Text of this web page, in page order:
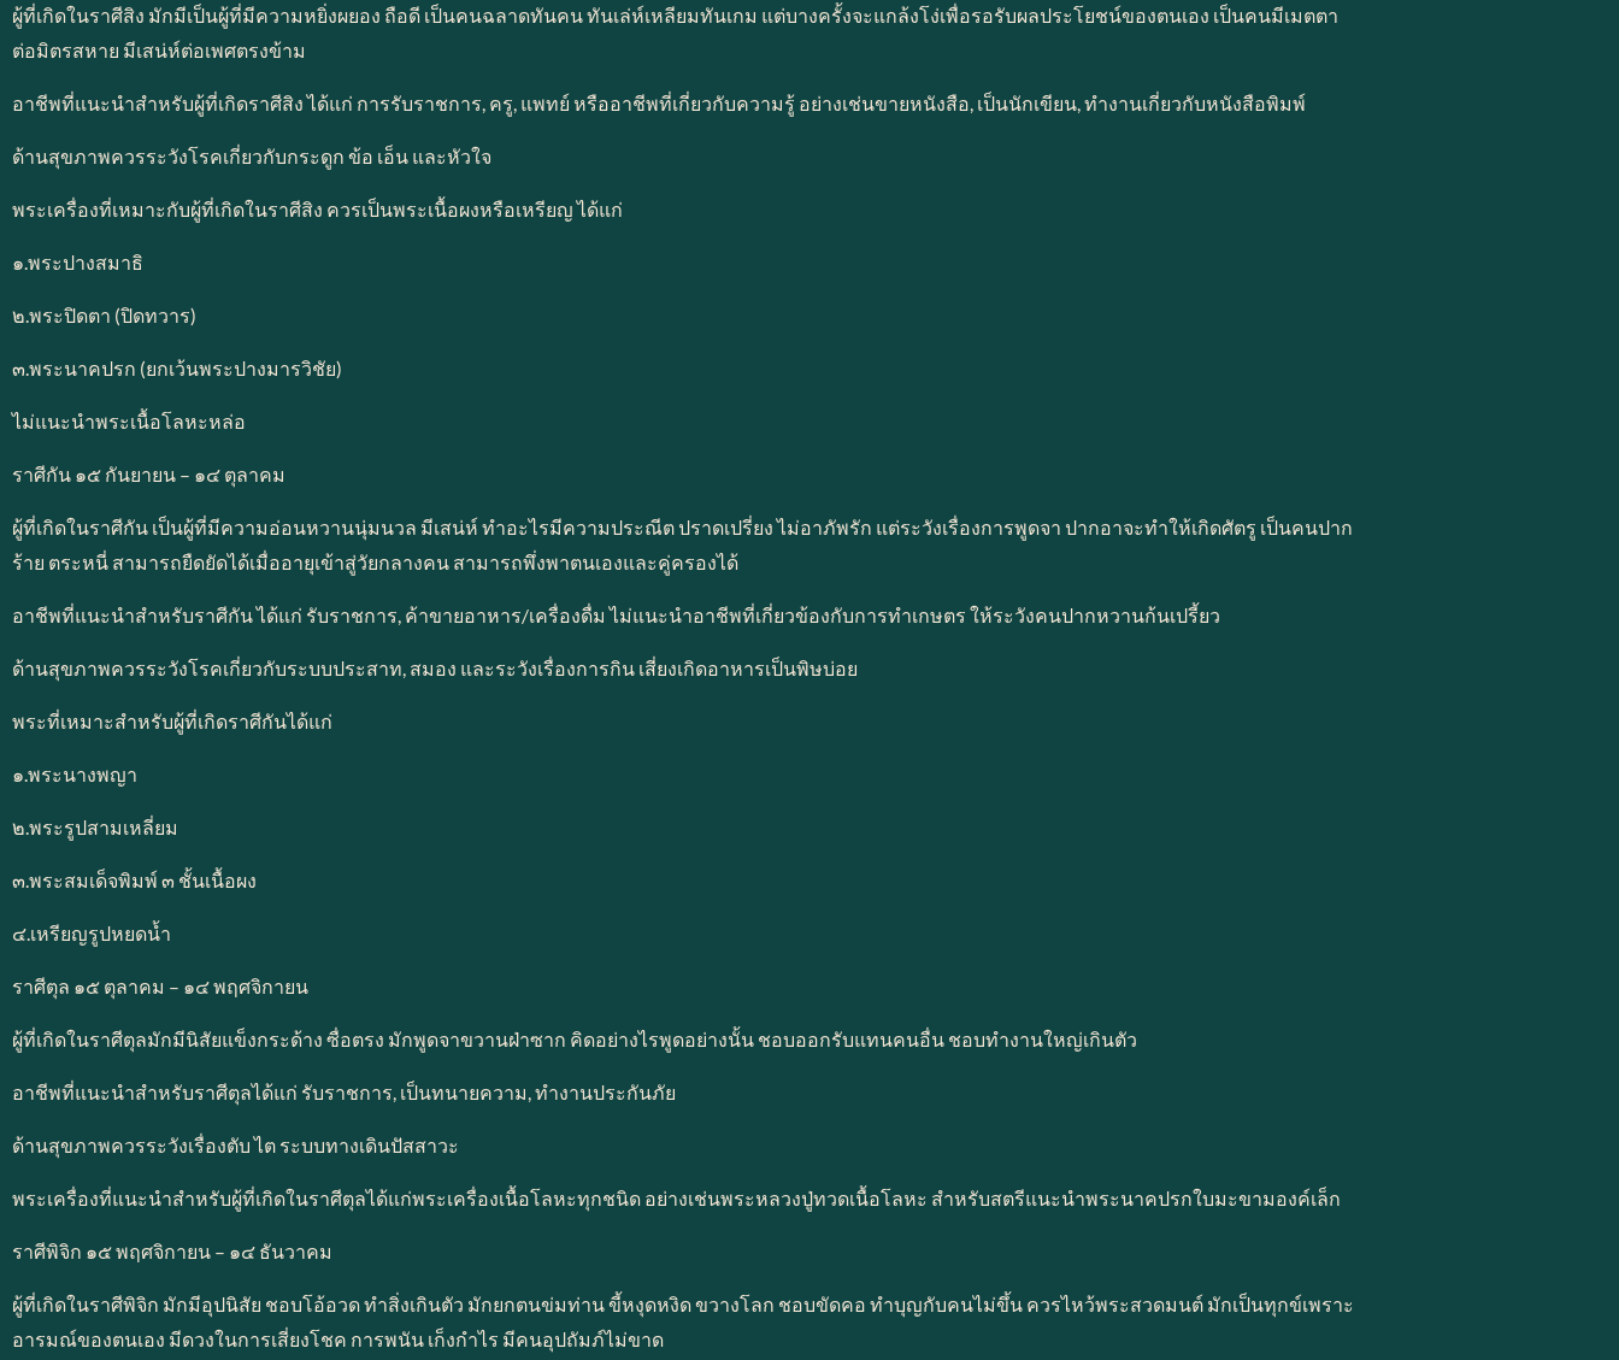
ผู้ที่เกิดในราศีสิง มักมีเป็นผู้ที่มีความหยิ่งผยอง ถือดี เป็นคนฉลาดทันคน ทันเล่ห์เหลียมทันเกม แต่บางครั้งจะแกล้งโง่เพื่อรอรับผลประโยชน์ของตนเอง เป็นคนมีเมตตา
ต่อมิตรสหาย มีเสน่ห์ต่อเพศตรงข้าม
อาชีพที่แนะนำสำหรับผู้ที่เกิดราศีสิง ได้แก่ การรับราชการ, ครู, แพทย์ หรืออาชีพที่เกี่ยวกับความรู้ อย่างเช่นขายหนังสือ, เป็นนักเขียน, ทำงานเกี่ยวกับหนังสือพิมพ์
ด้านสุขภาพควรระวังโรคเกี่ยวกับกระดูก ข้อ เอ็น และหัวใจ
พระเครื่องที่เหมาะกับผู้ที่เกิดในราศีสิง ควรเป็นพระเนื้อผงหรือเหรียญ ได้แก่
๑.พระปางสมาธิ
๒.พระปิดตา (ปิดทวาร)
๓.พระนาคปรก (ยกเว้นพระปางมารวิชัย)
ไม่แนะนำพระเนื้อโลหะหล่อ
ราศีกัน ๑๕ กันยายน – ๑๔ ตุลาคม
ผู้ที่เกิดในราศีกัน เป็นผู้ที่มีความอ่อนหวานนุ่มนวล มีเสน่ห์ ทำอะไรมีความประณีต ปราดเปรี่ยง ไม่อาภัพรัก แต่ระวังเรื่องการพูดจา ปากอาจะทำให้เกิดศัตรู เป็นคนปาก
ร้าย ตระหนี่ สามารถยืดยัดได้เมื่ออายุเข้าสู่วัยกลางคน สามารถพึ่งพาตนเองและคู่ครองได้
อาชีพที่แนะนำสำหรับราศีกัน ได้แก่ รับราชการ, ค้าขายอาหาร/เครื่องดื่ม ไม่แนะนำอาชีพที่เกี่ยวข้องกับการทำเกษตร ให้ระวังคนปากหวานก้นเปรี้ยว
ด้านสุขภาพควรระวังโรคเกี่ยวกับระบบประสาท, สมอง และระวังเรื่องการกิน เสี่ยงเกิดอาหารเป็นพิษบ่อย
พระที่เหมาะสำหรับผู้ที่เกิดราศีกันได้แก่
๑.พระนางพญา
๒.พระรูปสามเหลี่ยม
๓.พระสมเด็จพิมพ์ ๓ ชั้นเนื้อผง
๔.เหรียญรูปหยดน้ำ
ราศีตุล ๑๕ ตุลาคม – ๑๔ พฤศจิกายน
ผู้ที่เกิดในราศีตุลมักมีนิสัยแข็งกระด้าง ซื่อตรง มักพูดจาขวานฝ่าซาก คิดอย่างไรพูดอย่างนั้น ชอบออกรับแทนคนอื่น ชอบทำงานใหญ่เกินตัว
อาชีพที่แนะนำสำหรับราศีตุลได้แก่ รับราชการ, เป็นทนายความ, ทำงานประกันภัย
ด้านสุขภาพควรระวังเรื่องตับ ไต ระบบทางเดินปัสสาวะ
พระเครื่องที่แนะนำสำหรับผู้ที่เกิดในราศีตุลได้แก่พระเครื่องเนื้อโลหะทุกชนิด อย่างเช่นพระหลวงปู่ทวดเนื้อโลหะ สำหรับสตรีแนะนำพระนาคปรกใบมะขามองค์เล็ก
ราศีพิจิก ๑๕ พฤศจิกายน – ๑๔ ธันวาคม
ผู้ที่เกิดในราศีพิจิก มักมีอุปนิสัย ชอบโอ้อวด ทำสิ่งเกินตัว มักยกตนข่มท่าน ขี้หงุดหงิด ขวางโลก ชอบขัดคอ ทำบุญกับคนไม่ขึ้น ควรไหว้พระสวดมนต์ มักเป็นทุกข์เพราะ
อารมณ์ของตนเอง มีดวงในการเสี่ยงโชค การพนัน เก็งกำไร มีคนอุปถัมภ์ไม่ขาด